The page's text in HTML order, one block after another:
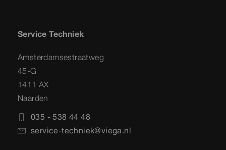
Service Techniek
Amsterdamsestraatweg
45-G
1411 AX
Naarden
035 - 538 44 48
service-techniek@viega.nl